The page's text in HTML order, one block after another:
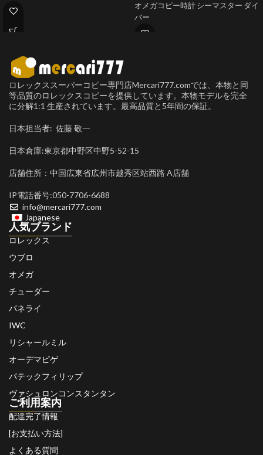
オメガコピー時計 シーマスター ダイ
バー
ロレックススーパーコピー専門店Mercari777.comでは、本物と同
等品質のロレックスコピーを提供しています。本物モデルを完全
に分解1:1 生産されています。最高品質と5年間の保証。
日本担当者: 佐藤 敬一
日本倉庫:東京都中野区中野5-52-15
店舗住所：中国広東省広州市越秀区站西路 A店舗
IP電話番号:050-7706-6688
info@mercari777.com
Japanese
人気ブランド
ロレックス
ウブロ
オメガ
チューダー
パネライ
IWC
リシャールミル
オーデマピゲ
パテックフィリップ
ヴァシュロンコンスタンタン
ご利用案内
配達完了情報
[お支払い方法]
よくある質問